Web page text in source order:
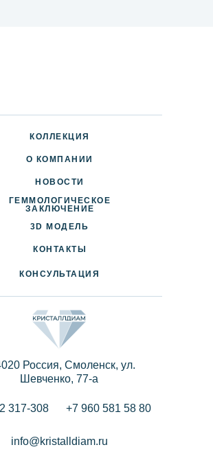
info@kristalldiam.ru
Россия, Смоленск, ул.
Шевченко, 77-a
317-308 +7 960 581 58 80
КОНТАКТЫ
КОЛЛЕКЦИЯ
НОВОСТИ
О КОМПАНИИ
ДОСТАВКА И ОПЛАТА
ПАРТНЕРАМ
3D МОДЕЛЬ
КОНСУЛЬТАЦИЯ
ГЕММОЛОГИЧЕСКОЕ
ЗАКЛЮЧЕНИЕ